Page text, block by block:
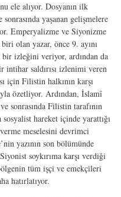
ele alıyor. Dosyanın ilk
yaşanan gelişmelere
Emperyalizme ve Siyonizme
olan yazar, önce 9. ayını
bir izleğini veriyor, ardından da
saldırısı izlenimi veren
için Filistin halkının karşı
özetliyor. Ardından, İslamî
sonrasında Filistin tarafının
hareket içinde yarattığı
verme meselesini devrimci
yazının son bölümünde
soykırıma karşı verdiği
tüm işçi ve emekçileri
hatırlatıyor.